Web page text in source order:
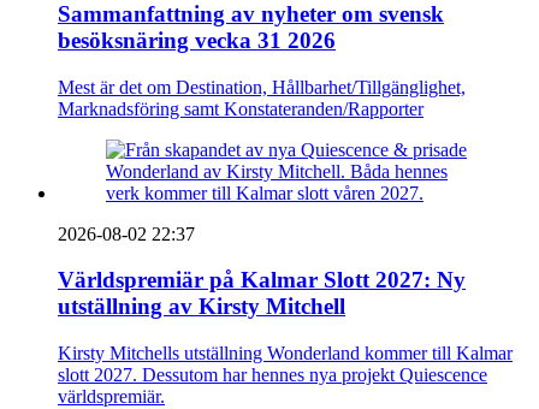
Sammanfattning av nyheter om svensk
besöksnäring vecka 31 2026
Mest är det om Destination, Hållbarhet/Tillgänglighet,
Marknadsföring samt Konstateranden/Rapporter
2026-08-02 22:37
Världspremiär på Kalmar Slott 2027: Ny
utställning av Kirsty Mitchell
Kirsty Mitchells utställning Wonderland kommer till Kalmar
slott 2027. Dessutom har hennes nya projekt Quiescence
världspremiär.